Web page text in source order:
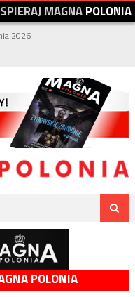
SPIERAJMAGNAPOLONIA
2026
POLONIA